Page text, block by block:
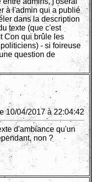
à l'admin qui a publié
dans la description
texte (que c'est
Con qui brûle les
- si foireuse
question de
10/04/2017 à 22:04:42
d'ambiance qu'un
non ?